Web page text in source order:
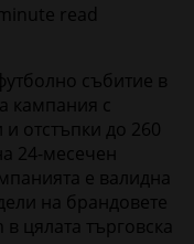
read
събитие в
кампания с
отстъпки до 260
24-месечен
е валидна
на брандовете
цялата търговска